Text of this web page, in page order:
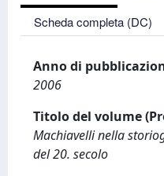
Scheda completa (DC)
Anno di
2006
Titolo del volume
Machiavelli nella
del 20. secolo